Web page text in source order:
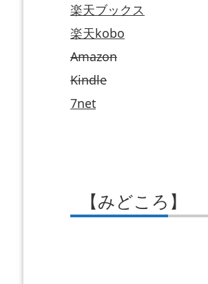
楽天ブックス
楽天kobo
Amazon
Kindle
7net
【みどころ】